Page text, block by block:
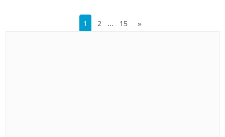
1 2 … 15 »